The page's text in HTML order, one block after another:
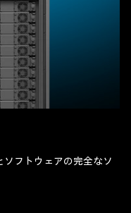
フトウェアの完全なソ